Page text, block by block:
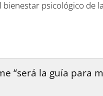
“será la guía para